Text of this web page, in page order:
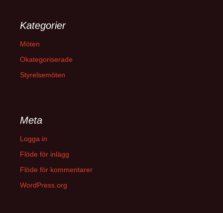
Kategorier
Möten
Okategoriserade
Styrelsemöten
Meta
Logga in
Flöde för inlägg
Flöde för kommentarer
WordPress.org